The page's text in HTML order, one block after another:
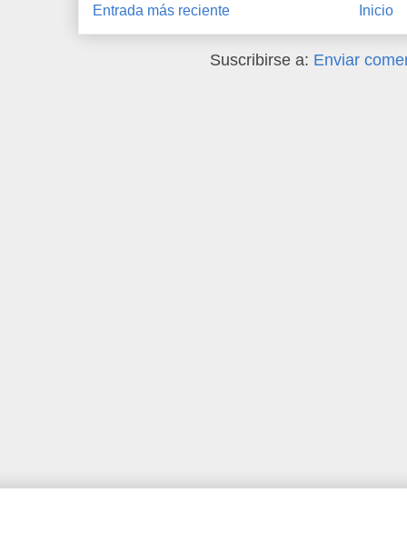
Entrada más reciente Inicio
Suscribirse a: Enviar